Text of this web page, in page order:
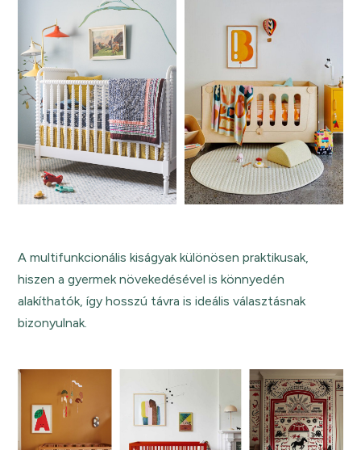
A multifunkcionális kiságyak különösen praktikusak,
hiszen a gyermek növekedésével is könnyedén
alakíthatók, így hosszú távra is ideális választásnak
bizonyulnak.